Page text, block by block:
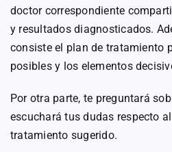
doctor correspondiente
y resultados diagnosticados.
consiste el plan de tratamiento
posibles y los elementos
Por otra parte, te preguntará
escuchará tus dudas respecto
tratamiento sugerido.